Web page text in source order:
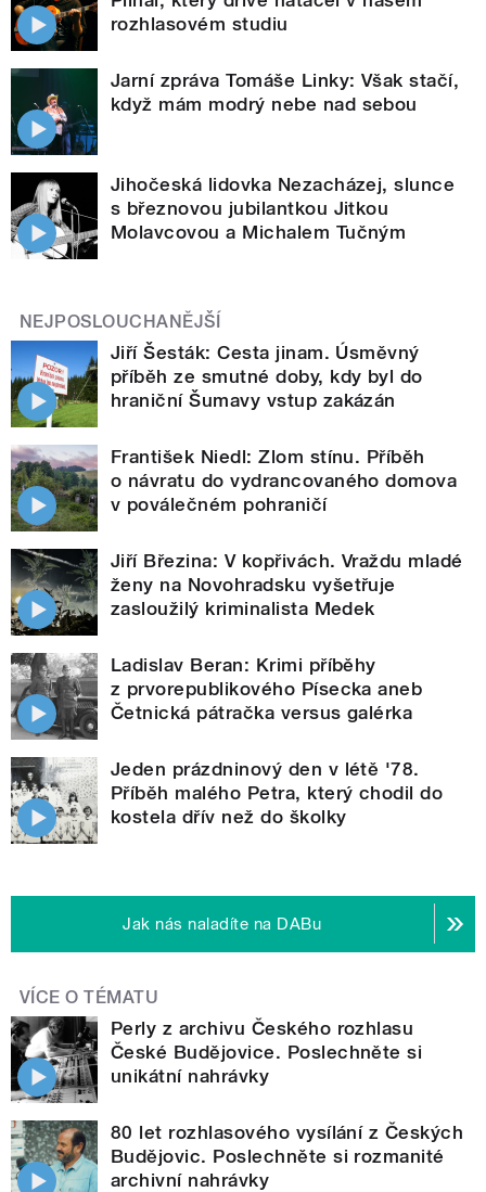
rozhlasovém studiu
Jarní zpráva Tomáše Linky: Však stačí,
když mám modrý nebe nad sebou
Jihočeská lidovka Nezacházej, slunce
s březnovou jubilantkou Jitkou
Molavcovou a Michalem Tučným
NEJPOSLOUCHANĚJŠÍ
Jiří Šesták: Cesta jinam. Úsměvný
příběh ze smutné doby, kdy byl do
hraniční Šumavy vstup zakázán
František Niedl: Zlom stínu. Příběh
o návratu do vydrancovaného domova
v poválečném pohraničí
Jiří Březina: V kopřivách. Vraždu mladé
ženy na Novohradsku vyšetřuje
zasloužilý kriminalista Medek
Ladislav Beran: Krimi příběhy
z prvorepublikového Písecka aneb
Četnická pátračka versus galérka
Jeden prázdninový den v létě '78.
Příběh malého Petra, který chodil do
kostela dřív než do školky
Jak nás naladíte na DABu
VÍCE O TÉMATU
Perly z archivu Českého rozhlasu
České Budějovice. Poslechněte si
unikátní nahrávky
80 let rozhlasového vysílání z Českých
Budějovic. Poslechněte si rozmanité
archivní nahrávky